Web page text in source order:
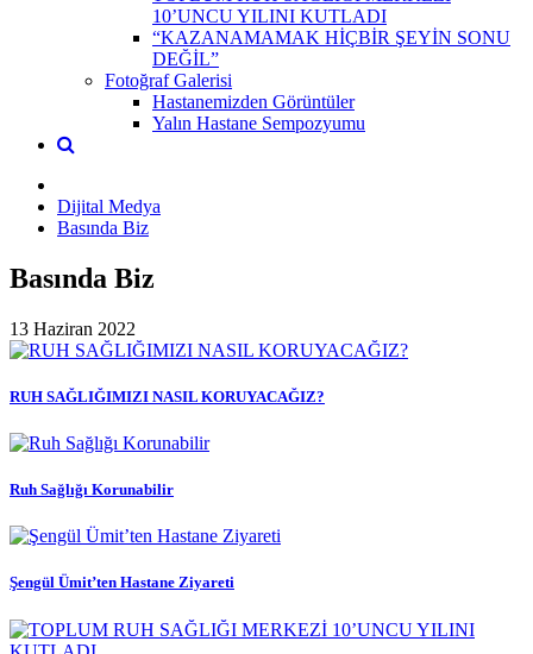
10’UNCU YILINI KUTLADI
“KAZANAMAMAK HİÇBİR ŞEYİN SONU
DEĞİL”
Fotoğraf Galerisi
Hastanemizden Görüntüler
Yalın Hastane Sempozyumu
Dijital Medya
Basında Biz
Basında Biz
13 Haziran 2022
RUH SAĞLIĞIMIZI NASIL KORUYACAĞIZ?
Ruh Sağlığı Korunabilir
Şengül Ümit’ten Hastane Ziyareti